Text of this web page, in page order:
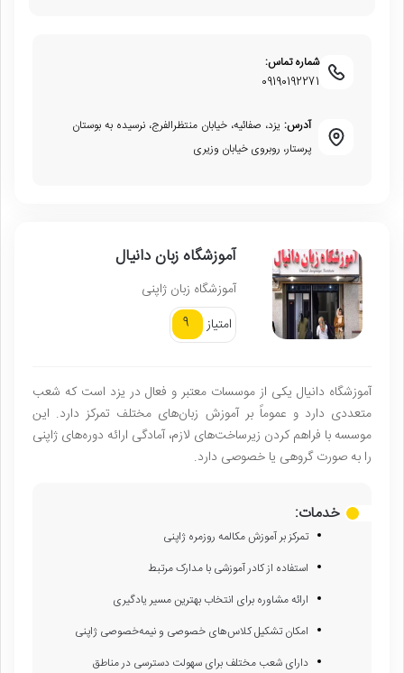
شماره تماس:
09190192271
آدرس: یزد، صفائیه، خیابان منتظرالفرج، نرسیده به بوستان
پرستار، روبروی خیابان وزیری
آموزشگاه زبان دانیال
آموزشگاه زبان ژاپنی
امتیاز
9
آموزشگاه دانیال یکی از موسسات معتبر و فعال در یزد است که شعب
متعددی دارد و عموماً بر آموزش زبان‌های مختلف تمرکز دارد. این
موسسه با فراهم کردن زیرساخت‌های لازم، آمادگی ارائه دوره‌های ژاپنی
را به صورت گروهی یا خصوصی دارد.
خدمات:
تمرکز بر آموزش مکالمه روزمره ژاپنی
استفاده از کادر آموزشی با مدارک مرتبط
ارائه مشاوره برای انتخاب بهترین مسیر یادگیری
امکان تشکیل کلاس‌های خصوصی و نیمه‌خصوصی ژاپنی
دارای شعب مختلف برای سهولت دسترسی در مناطق